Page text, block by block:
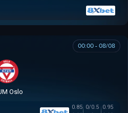
00:00 - 08/08
Oslo
0.85 0/0.5
0.95